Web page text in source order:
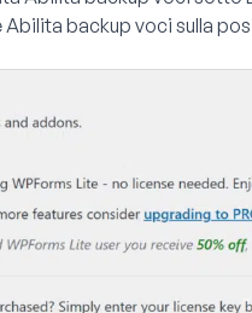
Abilita backup voci sulla